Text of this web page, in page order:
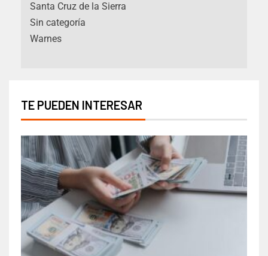
Santa Cruz de la Sierra
Sin categoría
Warnes
TE PUEDEN INTERESAR